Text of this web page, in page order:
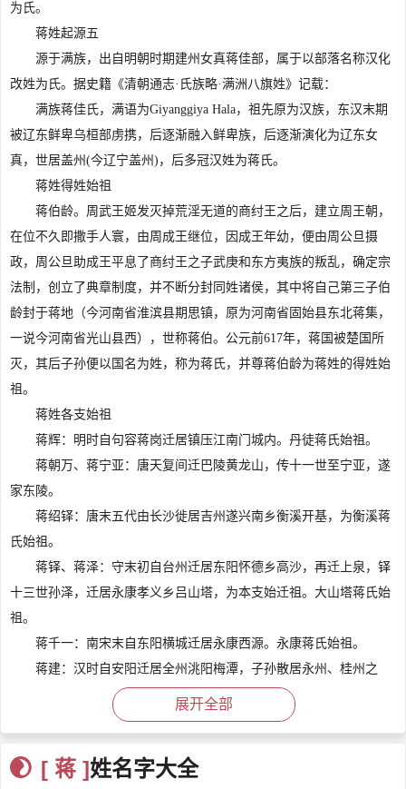
为氏。
蒋姓起源五
源于满族，出自明朝时期建州女真蒋佳部，属于以部落名称汉化
改姓为氏。据史籍《清朝通志·氏族略·满洲八旗姓》记载：
满族蒋佳氏，满语为Giyanggiya Hala，祖先原为汉族，东汉末期
被辽东鲜卑乌桓部虏携，后逐渐融入鲜卑族，后逐渐演化为辽东女
真，世居盖州(今辽宁盖州)，后多冠汉姓为蒋氏。
蒋姓得姓始祖
蒋伯龄。周武王姬发灭掉荒淫无道的商纣王之后，建立周王朝，
在位不久即撒手人寰，由周成王继位，因成王年幼，便由周公旦摄
政，周公旦助成王平息了商纣王之子武庚和东方夷族的叛乱，确定宗
法制，创立了典章制度，并不断分封同姓诸侯，其中将自己第三子伯
龄封于蒋地（今河南省淮滨县期思镇，原为河南省固始县东北蒋集，
一说今河南省光山县西），世称蒋伯。公元前617年，蒋国被楚国所
灭，其后子孙便以国名为姓，称为蒋氏，并尊蒋伯龄为蒋姓的得姓始
祖。
蒋姓各支始祖
蒋辉：明时自句容蒋岗迁居镇压江南门城内。丹徒蒋氏始祖。
蒋朝万、蒋宁亚：唐天复间迁巴陵黄龙山，传十一世至宁亚，遂
家东陵。
蒋绍铎：唐末五代由长沙徙居吉州遂兴南乡衡溪开基，为衡溪蒋
氏始祖。
蒋铎、蒋泽：守末初自台州迁居东阳怀德乡高沙，再迁上泉，铎
十三世孙泽，迁居永康孝义乡吕山塔，为本支始迁祖。大山塔蒋氏始
祖。
蒋千一：南宋末自东阳横城迁居永康西源。永康蒋氏始祖。
蒋建：汉时自安阳迁居全州洮阳梅潭，子孙散居永州、桂州之
间。梅潭蒋氏始祖。
蒋应科、蒋应第：明末自如牟迁居江阴大桥墩镇压塘坊圩。香山
蒋九成：南宋时自江阴迁居刘庄，子孙分居赤岸、长寿、湖塘、
展开全部
[ 蒋 ]姓名字大全